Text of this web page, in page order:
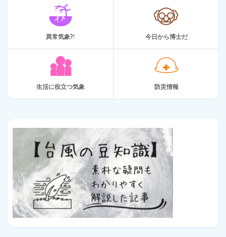
異常気象?! 今日から博士だ
生活に役立つ気象 防災情報